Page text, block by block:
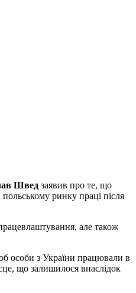
Швед заявив про те, що
ринку праці після
але також
особи з України працювали в
що залишилося внаслідок